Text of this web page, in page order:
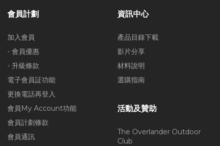
會員計劃
加入會員
- 會員優惠
- 升級條款
電子會員証功能
更換電話再登入
會員My Account功能
會員計劃條款
會員通訊
資訊中心
產品目錄下載
影片分享
材料說明
選購指南
活動及贊助
The Overlander Outdoor
Club